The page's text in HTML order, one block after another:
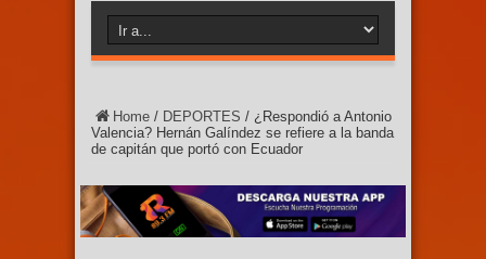
Home / DEPORTES / ¿Respondió a Antonio
Valencia? Hernán Galíndez se refiere a la banda
de capitán que portó con Ecuador